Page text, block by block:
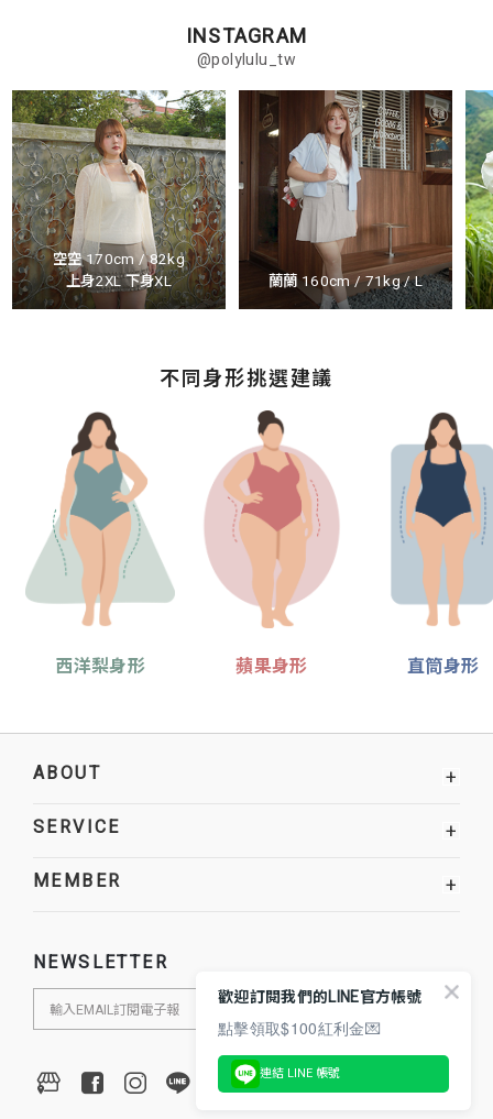
INSTAGRAM
@polylulu_tw
空空 170cm / 82kg
上身2XL 下身XL
蘭蘭 160cm / 71kg / L
不同身形挑選建議
西洋梨身形 蘋果身形 直筒身形
ABOUT +
SERVICE +
MEMBER +
NEWSLETTER
歡迎訂閱我們的LINE官方帳號
點擊領取$100紅利金💌
連結 LINE 帳號